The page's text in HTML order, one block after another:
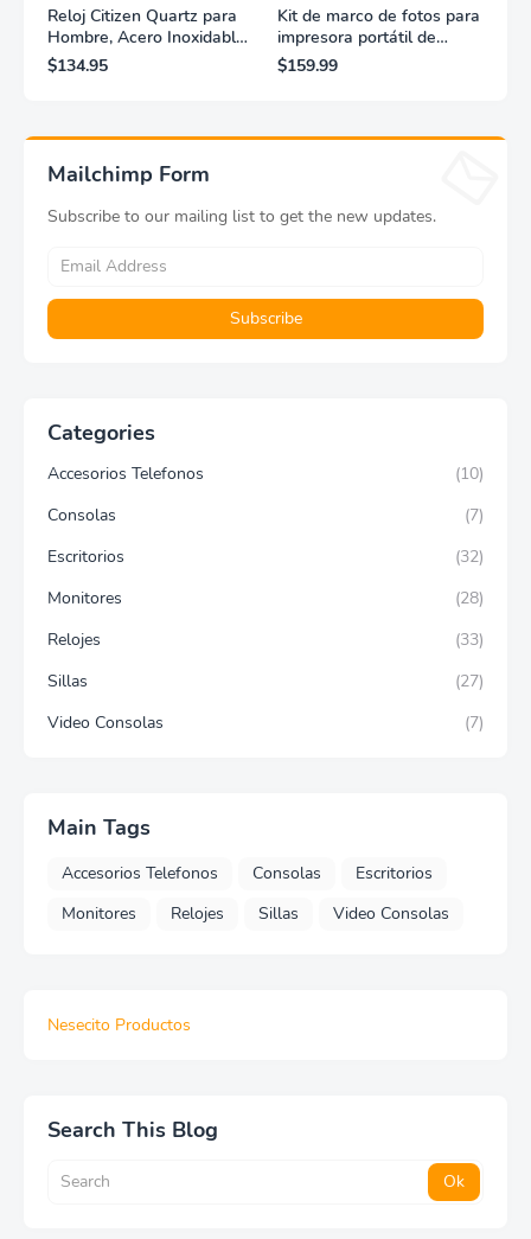
Reloj Citizen Quartz para
Hombre, Acero Inoxidable,
Clásico, Dorado
$134.95
Kit de marco de fotos para
impresora portátil de
fotografías y vídeos
Lifeprint 3x4,5 (blanca)
$159.99
Mailchimp Form
Subscribe to our mailing list to get the new updates.
Categories
Accesorios Telefonos
(10)
Consolas
(7)
Escritorios
(32)
Monitores
(28)
Relojes
(33)
Sillas
(27)
Video Consolas
(7)
Main Tags
Accesorios Telefonos Consolas
Escritorios
Monitores
Relojes Sillas Video Consolas
Nesecito Productos
Search This Blog